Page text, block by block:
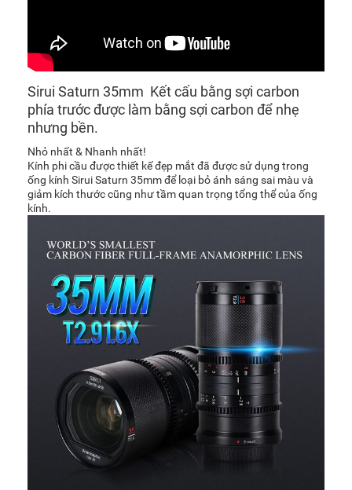
Sirui Saturn 35mm Kết cấu bằng sợi carbon
phía trước được làm bằng sợi carbon để nhẹ
nhưng bền.
Nhỏ nhất & Nhanh nhất!
Kính phi cầu được thiết kế đẹp mắt đã được sử dụng trong
ống kính Sirui Saturn 35mm để loại bỏ ánh sáng sai màu và
giảm kích thước cũng như tầm quan trọng tổng thể của ống
kính.